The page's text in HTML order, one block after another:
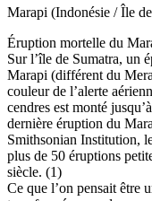
Marapi (Indonésie / Île
Éruption mortelle du
Sur l’île de Sumatra, un
Marapi (différent du
couleur de l’alerte
cendres est monté
dernière éruption du
Smithsonian Institution,
plus de 50 éruptions
siècle. (1)
Ce que l’on pensait être